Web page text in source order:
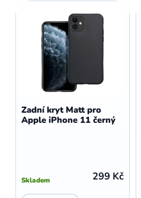
e
ů
ý
o
d
ů
Zadní kryt Matt pro
Apple iPhone 11 černý
Skladem 299 Kč